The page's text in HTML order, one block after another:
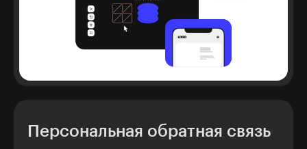
Персональная обратная связь